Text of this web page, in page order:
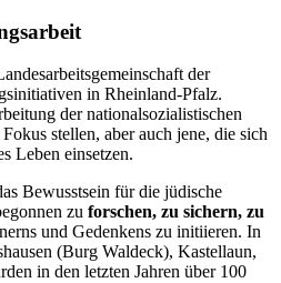
der
in Rheinland-Pfalz.
der nationalsozialistischen
stellen, aber auch jene, die sich
Leben einsetzen.
Bewusstsein für die jüdische
zu forschen, zu sichern, zu
und Gedenkens zu initiieren. In
(Burg Waldeck), Kastellaun,
in den letzten Jahren über 100